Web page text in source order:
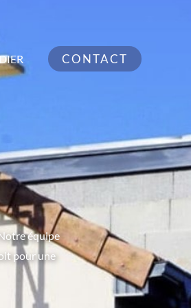
CONTACT
équipe
pour une